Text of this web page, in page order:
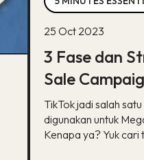
25 Oct 2023
3 Fase dan
Sale
Aja Ya?
TikTok jadi salah
digunakan untuk
Kenapa ya? Yuk